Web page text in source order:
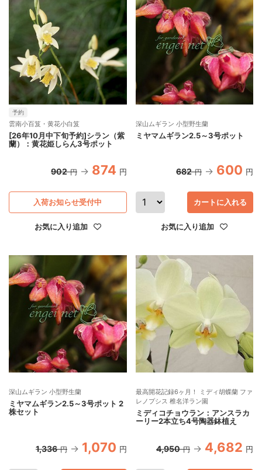
予約
雲南小百笈・黄花小白笈
[26年10月中下旬予約]シラン（紫
蘭）：黄花姫しらん3号ポット
902 円 874 円
お気に入り追加
入荷お知らせ受付中
深山ムギラン 小型野生蘭
ミヤマムギラン2.5～3号ポット
682 円 600 円
お気に入り追加
カートに入れる
深山ムギラン 小型野生蘭
ミヤマムギラン2.5～3号ポット 2
株セット
1,336 円 1,070 円
最高開花記録6ヶ月！ ミディ胡蝶蘭 ファ
レノプシス 椎名洋ラン園
ミディコチョウラン：アンスラカ
ーリー2本立ち4号陶器鉢植え
4,950 円 4,682 円